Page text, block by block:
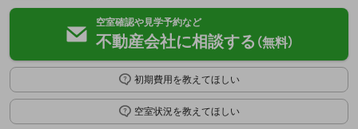
空室確認や見学予約など
不動産会社に相談する （無料）
初期費用を教えてほしい
空室状況を教えてほしい